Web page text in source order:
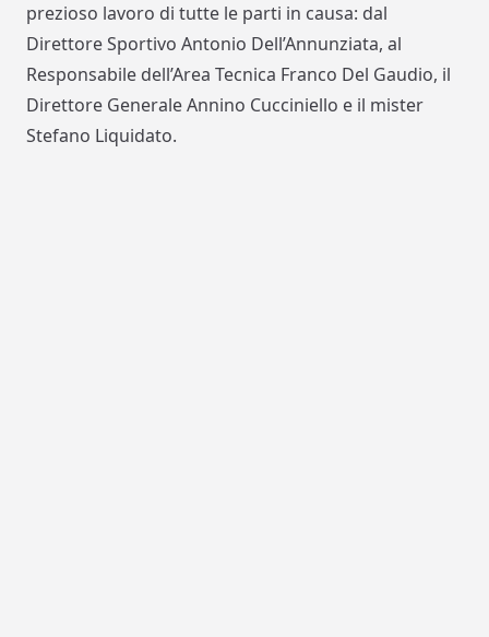
prezioso lavoro di tutte le parti in causa: dal
Direttore Sportivo Antonio Dell’Annunziata, al
Responsabile dell’Area Tecnica Franco Del Gaudio, il
Direttore Generale Annino Cucciniello e il mister
Stefano Liquidato.